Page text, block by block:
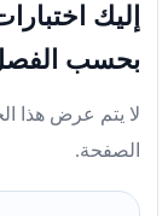
إليك
بحسب الفصل
لا يتم عرض هذا
الصفحة.